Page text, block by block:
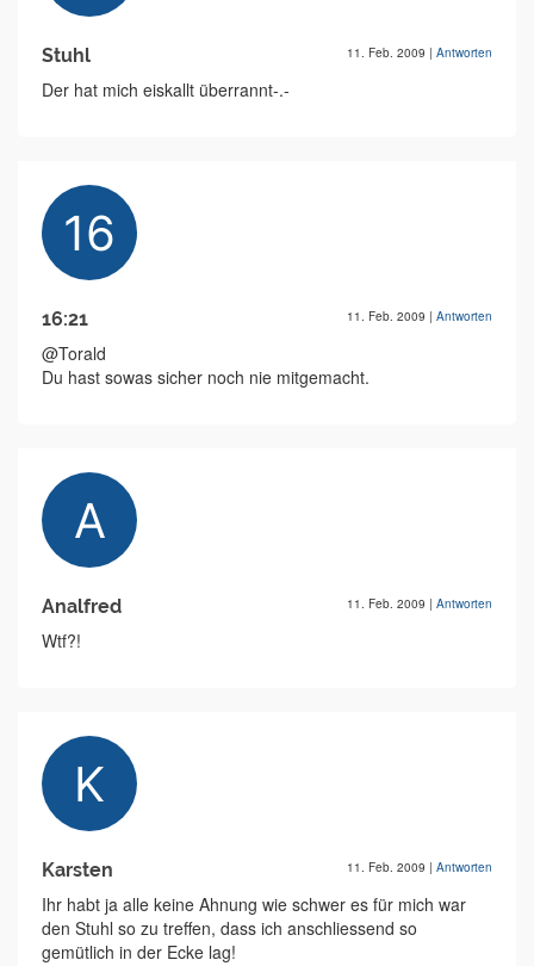
Stuhl 11. Feb. 2009 | Antworten
Der hat mich eiskallt überrannt-.-
16:21 11. Feb. 2009 | Antworten
@Torald
Du hast sowas sicher noch nie mitgemacht.
Analfred 11. Feb. 2009 | Antworten
Wtf?!
Karsten 11. Feb. 2009 | Antworten
Ihr habt ja alle keine Ahnung wie schwer es für mich war
den Stuhl so zu treffen, dass ich anschliessend so
gemütlich in der Ecke lag!